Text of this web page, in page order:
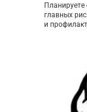
Планируете
главных
и